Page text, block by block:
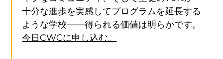
十分な進歩を実感してプログラムを延長する
ような学校——得られる価値は明らかです。
今日CWCに申し込む。